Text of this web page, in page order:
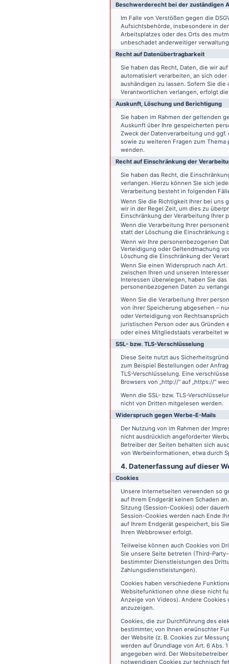
Beschwerde­recht bei der zuständigen
Im Falle von Verstößen gegen die
Aufsichtsbehörde, insbesondere in
Arbeitsplatzes oder des Orts des
unbeschadet anderweitiger
Recht auf Daten­übertrag­barkeit
Sie haben das Recht, Daten, die wir
automatisiert verarbeiten, an sich
aushändigen zu lassen. Sofern Sie
Verantwortlichen verlangen, erfolgt
Auskunft, Löschung und Berichtigung
Sie haben im Rahmen der geltenden
Auskunft über Ihre gespeicherten
Zweck der Datenverarbeitung und
sowie zu weiteren Fragen zum
wenden.
Recht auf Einschränkung der
Sie haben das Recht, die
verlangen. Hierzu können Sie sich
Verarbeitung besteht in folgenden
Wenn Sie die Richtigkeit Ihrer bei
wir in der Regel Zeit, um dies zu
Einschränkung der Verarbeitung Ihrer
Wenn die Verarbeitung Ihrer
statt der Löschung die Einschränkung
Wenn wir Ihre personenbezogenen
Verteidigung oder Geltendmachung
Löschung die Einschränkung der
Wenn Sie einen Widerspruch nach
zwischen Ihren und unseren
Interessen überwiegen, haben Sie
personenbezogenen Daten zu
Wenn Sie die Verarbeitung Ihrer
von ihrer Speicherung abgesehen –
oder Verteidigung von
juristischen Person oder aus
oder eines Mitgliedstaats verarbeitet
SSL- bzw. TLS-Verschlüsselung
Diese Seite nutzt aus
zum Beispiel Bestellungen oder
TLS-Verschlüsselung. Eine
Browsers von „http://“ auf „https://“
Wenn die SSL- bzw. TLS-
nicht von Dritten mitgelesen werden.
Widerspruch gegen Werbe-E-Mails
Der Nutzung von im Rahmen der
nicht ausdrücklich angeforderter
Betreiber der Seiten behalten sich
von Werbeinformationen, etwa durch
4. Datenerfassung auf dieser
Cookies
Unsere Internetseiten verwenden so
auf Ihrem Endgerät keinen Schaden
Sitzung (Session-Cookies) oder
Session-Cookies werden nach Ende
auf Ihrem Endgerät gespeichert, bis
Ihren Webbrowser erfolgt.
Teilweise können auch Cookies von
Sie unsere Seite betreten (Third-
bestimmter Dienstleistungen des
Zahlungsdienstleistungen).
Cookies haben verschiedene
Websitefunktionen ohne diese nicht
Anzeige von Videos). Andere
anzuzeigen.
Cookies, die zur Durchführung des
bestimmter, von Ihnen erwünschter
der Website (z. B. Cookies zur
werden auf Grundlage von Art. 6 Abs.
angegeben wird. Der
notwendigen Cookies zur technisch